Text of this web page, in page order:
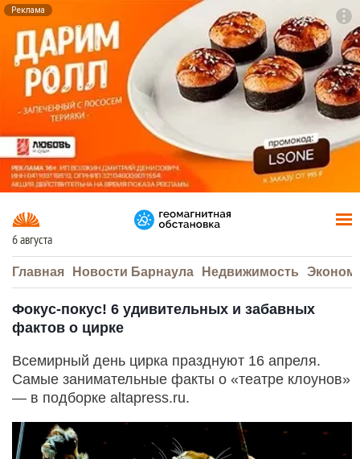
Реклама
6 августа
Главная Новости Барнаула Недвижимость
Фокус-покус! 6 удивительных и забавных
фактов о цирке
Всемирный день цирка празднуют 16 апреля.
Самые занимательные факты о «театре клоунов»
— в подборке altapress.ru.